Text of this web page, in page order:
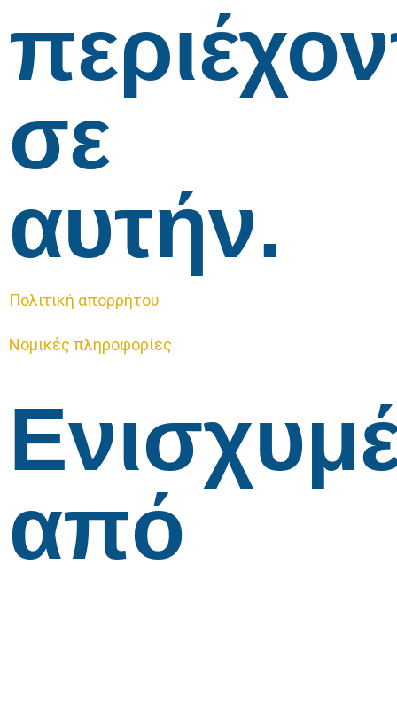
σε
αυτήν.
Πολιτική απορρήτου
Νομικές πληροφορίες
από